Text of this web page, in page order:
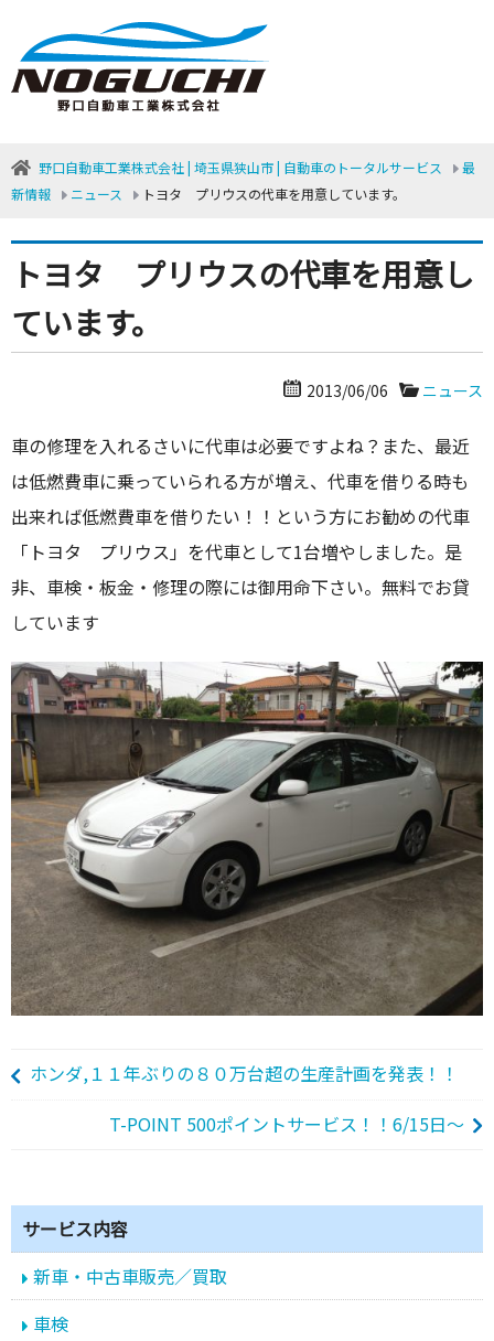
野口自動車工業株式会社 | 埼玉県狭山市 | 自動車のトータルサービス
最
新情報
ニュース トヨタ プリウスの代車を用意しています。
トヨタ プリウスの代車を用意し
ています。
2013/06/06 ニュース
車の修理を入れるさいに代車は必要ですよね？また、最近
は低燃費車に乗っていられる方が増え、代車を借りる時も
出来れば低燃費車を借りたい！！という方にお勧めの代車
「トヨタ プリウス」を代車として1台増やしました。是
非、車検・板金・修理の際には御用命下さい。無料でお貸
しています
ホンダ,１１年ぶりの８０万台超の生産計画を発表！！
T-POINT 500ポイントサービス！！6/15日～
サービス内容
新車・中古車販売／買取
車検